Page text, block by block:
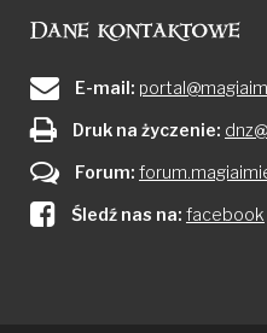
Dane kontaktowe
E-mail:
Druk na życzenie:
Forum:
Śledź nas na: facebook